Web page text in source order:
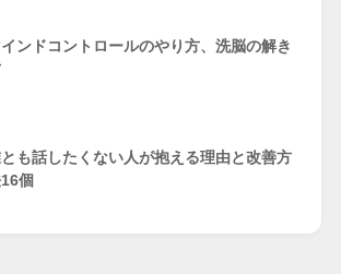
ンドコントロールのやり方、洗脳の解き
も話したくない人が抱える理由と改善方
個